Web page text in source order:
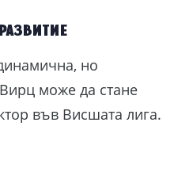
но
може да стане
във Висшата лига.